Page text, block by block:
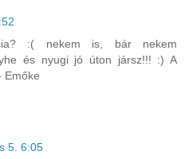
:( nekem is, bár nekem
és nyugi jó úton jársz!!! :) A
Emőke
5. 6:05